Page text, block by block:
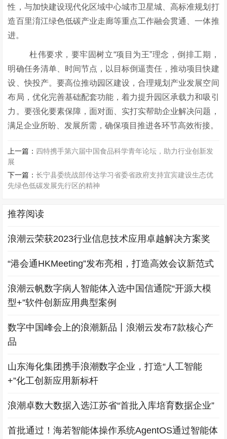
性，与加快建设现代化区域中心城市卫星城、高标准规划打
造百里淯江绿色低碳产业走廊等重点工作融会贯通、一体推
进。
杜伟要求，要牢固树立“项目为王”理念，倒排工期，
明确任务清单、时间节点，以目标倒逼责任，推动项目快建
设、快投产。要高位推动园区建设，合理规划产业发展空间
布局，优化完善基础配套功能，着力提升园区承载力和吸引
力。要强化要素保障，面对面、实打实帮助企业解决问题，
满足企业所盼、发展所需，确保项目推进各环节高效衔接。
上一篇： 四特携手第六届中国食品科学青年论坛，助力行业创新发
展
下一篇：长宁县委统战部传达学习省委省政府支持宜宾建设生态优
先绿色低碳发展先行区的精神
推荐阅读
浪潮云荣获2023行业信息技术应用卓越解决方案奖
“港会通HKMeeting”发布亮相，打造高效会议新范式
浪潮云帆数字病人智能体入选中国信通院“开源大模
型+”软件创新应用典型案例
数字中国峰会上的浪潮新品丨浪潮云发布7款核心产
品
山东海化集团携手浪潮数字企业，打造“人工智能
+”化工创新应用新标杆
浪潮卓数大数据入选江苏省“首批入库培育数据企业”
首批通过！海若智能体操作系统AgentOS通过智能体